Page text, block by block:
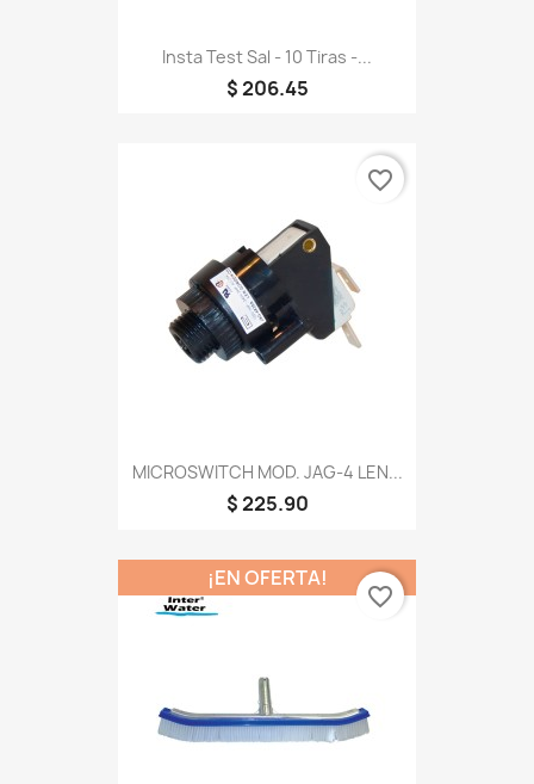
Insta Test Sal - 10 Tiras -...
$ 206.45
MICROSWITCH MOD. JAG-4 LEN...
$ 225.90
favorite_border
¡EN OFERTA!
favorite_border